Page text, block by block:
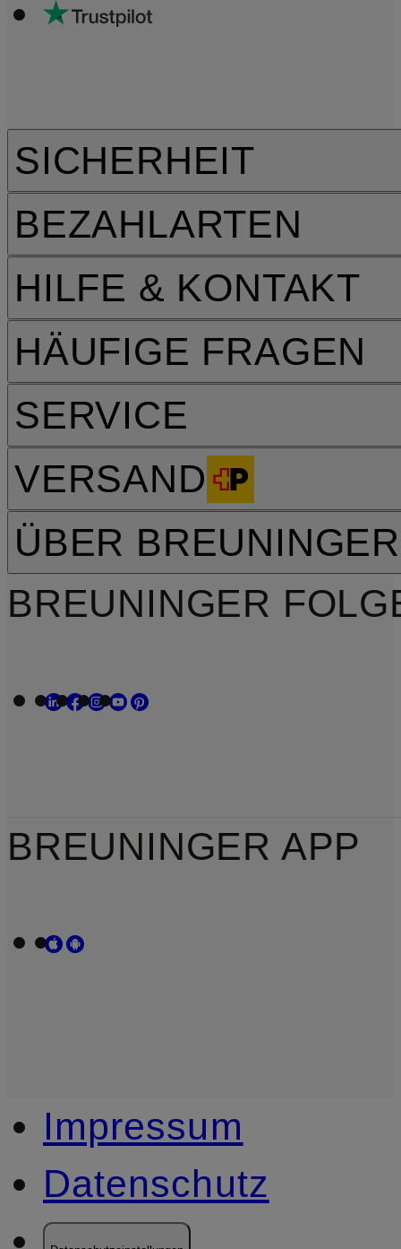
HILFE & KONTAKT
HÄUFIGE FRAGEN
SERVICE
VERSAND
SICHERHEIT
BEZAHLARTEN
ÜBER BREUNINGER
BREUNINGER
BREUNINGER APP
Impressum
Datenschutz